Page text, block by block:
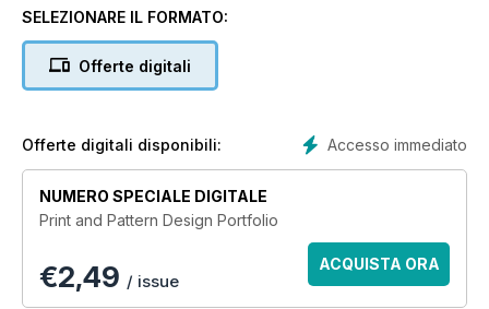
we hope you love our outdoor themed papers; they'll
Most of all, Emma Hardy's wildflower vintage tin is a must-see
and will add the perfect floral touch – outside or in.
SELEZIONARE IL FORMATO:
Offerte digitali
Accesso immediato
Offerte digitali disponibili:
NUMERO SPECIALE DIGITALE
Print and Pattern Design Portfolio
€2,49 / issue
ACQUISTA ORA